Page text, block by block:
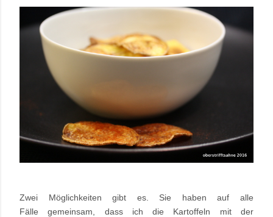
Zwei Möglichkeiten gibt es. Sie haben auf alle
Fälle gemeinsam, dass ich die Kartoffeln mit der